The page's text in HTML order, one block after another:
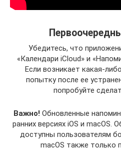
Убедитесь, что
«Календари iCloud» и
Если возникает какая-
попытку после ее
попробуйте
Важно! Обновленные
ранних версиях iOS и macOS.
доступны пользователям
macOS также только